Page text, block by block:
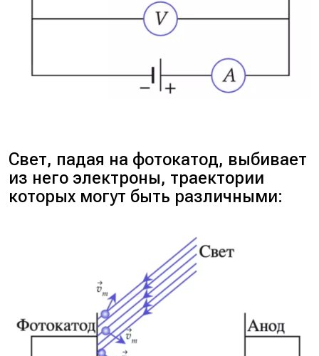
Свет, падая на фотокатод, выбивает
из него электроны, траектории
которых могут быть различными: